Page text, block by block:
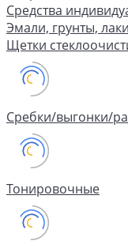
Средства
Эмали, грунты, лаки
Щетки
Сребки/выгонки/
Тонировочные